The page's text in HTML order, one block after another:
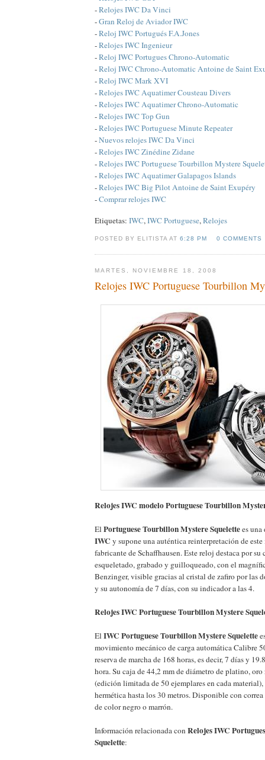
-Relojes IWC Da Vinci
-Gran Reloj de Aviador IWC
-Reloj IWC Portugués F.A.Jones
-Relojes IWC Ingenieur
-Reloj IWC Portugues Chrono-Automatic
-Reloj IWC Chrono-Automatic Antoine de Saint
-Reloj IWC Mark XVI
-Relojes IWC Aquatimer Cousteau Divers
-Relojes IWC Aquatimer Chrono-Automatic
-Relojes IWC Top Gun
-Relojes IWC Portuguese Minute Repeater
-Nuevos relojes IWC Da Vinci
-Relojes IWC Zinédine Zidane
-Relojes IWC Portuguese Tourbillon Mystere
-Relojes IWC Aquatimer Galapagos Islands
-Relojes IWC Big Pilot Antoine de Saint Exupéry
-Comprar relojes IWC
Etiquetas: IWC,IWC Portuguese,Relojes
POSTED BY ELITISTA AT6:28 PM 0 COMMENTS
MARTES, NOVIEMBRE 18, 2008
Relojes IWC Portuguese Tourbillon
Relojes IWC modelo Portuguese Tourbillon
El Portuguese Tourbillon Mystere Squelettees una
IWC y supone una auténtica reinterpretación de
fabricante de Schaffhausen. Este reloj destaca por
esqueletado, grabado y guilloqueado, con el
Benzinger, visible gracias al cristal de zafiro por las
y su autonomía de 7 días, con su indicador a las 4.
Relojes IWC Portuguese Tourbillon Mystere
El IWC Portuguese Tourbillon Mystere Squelette
movimiento mecánico de carga automática Calibre
reserva de marcha de 168 horas, es decir, 7 días y
hora. Su caja de 44,2 mm de diámetro de platino,
(edición limitada de 50 ejemplares en cada
hermética hasta los 30 metros. Disponible con
de color negro o marrón.
Información relacionada con Relojes IWC
Squelette: